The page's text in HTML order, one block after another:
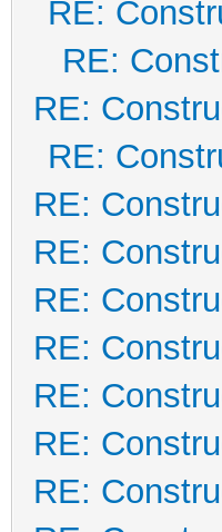
RE:
RE:
RE:
RE:
RE:
RE:
RE:
RE:
RE:
RE:
RE: